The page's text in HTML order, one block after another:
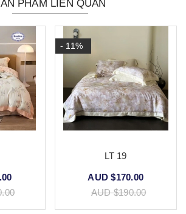
PHẨM LIÊN QUAN
- 11%
LT 19
AUD $170.00
AUD $190.00